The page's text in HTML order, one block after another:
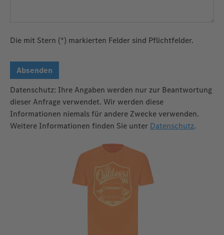
Die mit Stern (*) markierten Felder sind Pflichtfelder.
Absenden
Datenschutz: Ihre Angaben werden nur zur Beantwortung
dieser Anfrage verwendet. Wir werden diese
Informationen niemals für andere Zwecke verwenden.
Weitere Informationen finden Sie unter Datenschutz.